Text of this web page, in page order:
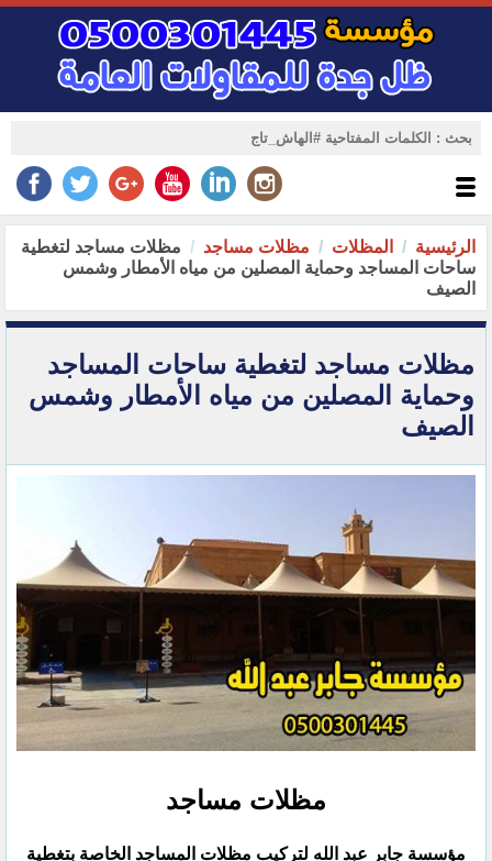
الرئيسية المظلات مظلات مساجد
مظلات مساجد لتغطية
ساحات المساجد وحماية المصلين من مياه الأمطار وشمس
الصيف
مظلات مساجد لتغطية ساحات المساجد
وحماية المصلين من مياه الأمطار وشمس
الصيف
مظلات مساجد
مؤسسة جابر عبد الله لتركيب مظلات المساجد الخاصة بتغطية